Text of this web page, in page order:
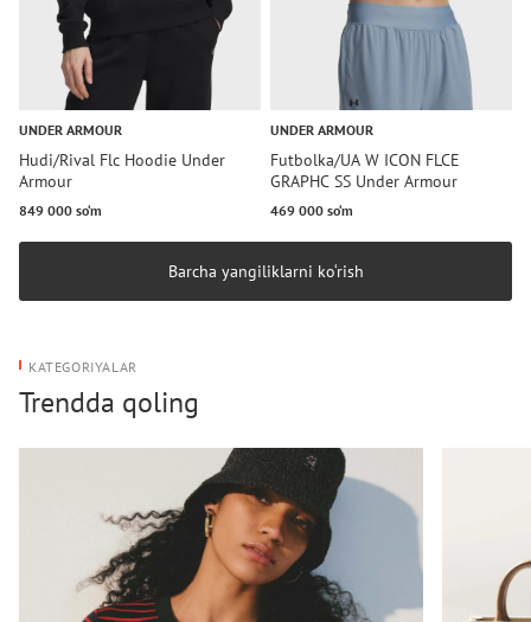
UNDER ARMOUR
Hudi/Rival Flc Hoodie Under
Armour
849 000 so‘m
UNDER ARMOUR
Futbolka/UA W ICON FLCE
GRAPHC SS Under Armour
469 000 so‘m
Barcha yangiliklarni ko‘rish
KATEGORIYALAR
Trendda qoling